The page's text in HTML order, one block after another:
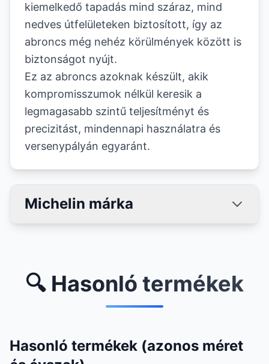
kiemelkedő tapadás mind száraz, mind
nedves útfelületeken biztosított, így az
abroncs még nehéz körülmények között is
biztonságot nyújt.
Ez az abroncs azoknak készült, akik
kompromisszumok nélkül keresik a
legmagasabb szintű teljesítményt és
precizitást, mindennapi használatra és
versenypályán egyaránt.
Michelin márka
🔍 Hasonló termékek
Hasonló termékek (azonos méret